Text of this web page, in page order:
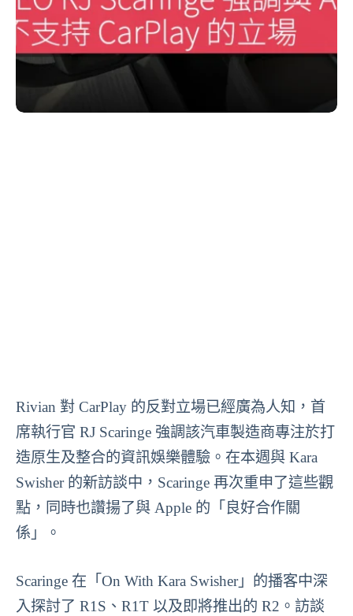
Rivian 對 CarPlay 的反對立場已經廣為人知，首
席執行官 RJ Scaringe 強調該汽車製造商專注於打
造原生及整合的資訊娛樂體驗。在本週與 Kara
Swisher 的新訪談中，Scaringe 再次重申了這些觀
點，同時也讚揚了與 Apple 的「良好合作關
係」。
Scaringe 在「On With Kara Swisher」的播客中深
入探討了 R1S、R1T 以及即將推出的 R2。訪談